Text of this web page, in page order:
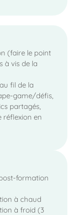
(faire le point
à vis de la
fil de la
game/défis,
partagés,
réflexion en
formation
à chaud
à froid (3